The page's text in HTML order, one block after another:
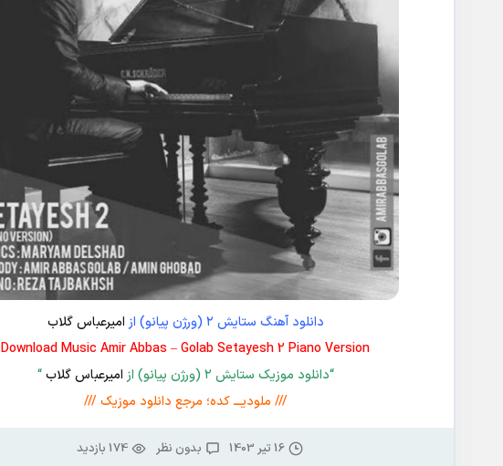
دانلود آهنگ ستایش ۲ (ورژن پیانو) از
امیرعباس گلاب
Download Music Amir Abbas – Golab Setayesh 2 Piano Version
“دانلود موزیک ستایش ۲ (ورژن پیانو) از
امیرعباس گلاب“
/// ملودیـــ کده؛ مرجع دانلود موزیک ///
16 تیر 1403 بدون نظر 174 بازدید